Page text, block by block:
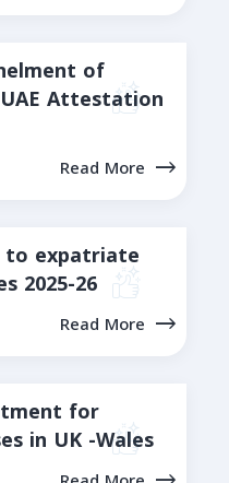
of
Attestation
Read More
to expatriate
2025-26
Read More
for
in UK -Wales